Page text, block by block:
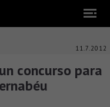
11.7.2012
concurso para